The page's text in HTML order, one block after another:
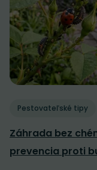
Pestovateľské tipy
Záhrada bez
prevencia proti